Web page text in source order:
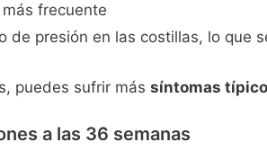
frecuente
de presión en las costillas, lo que
puedes sufrir más síntomas
a las 36 semanas